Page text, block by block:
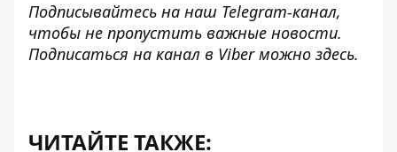
Подписывайтесь на наш Telegram-канал,
чтобы не пропустить важные новости.
Подписаться на канал в Viber можно здесь.
ЧИТАЙТЕ ТАКЖЕ: